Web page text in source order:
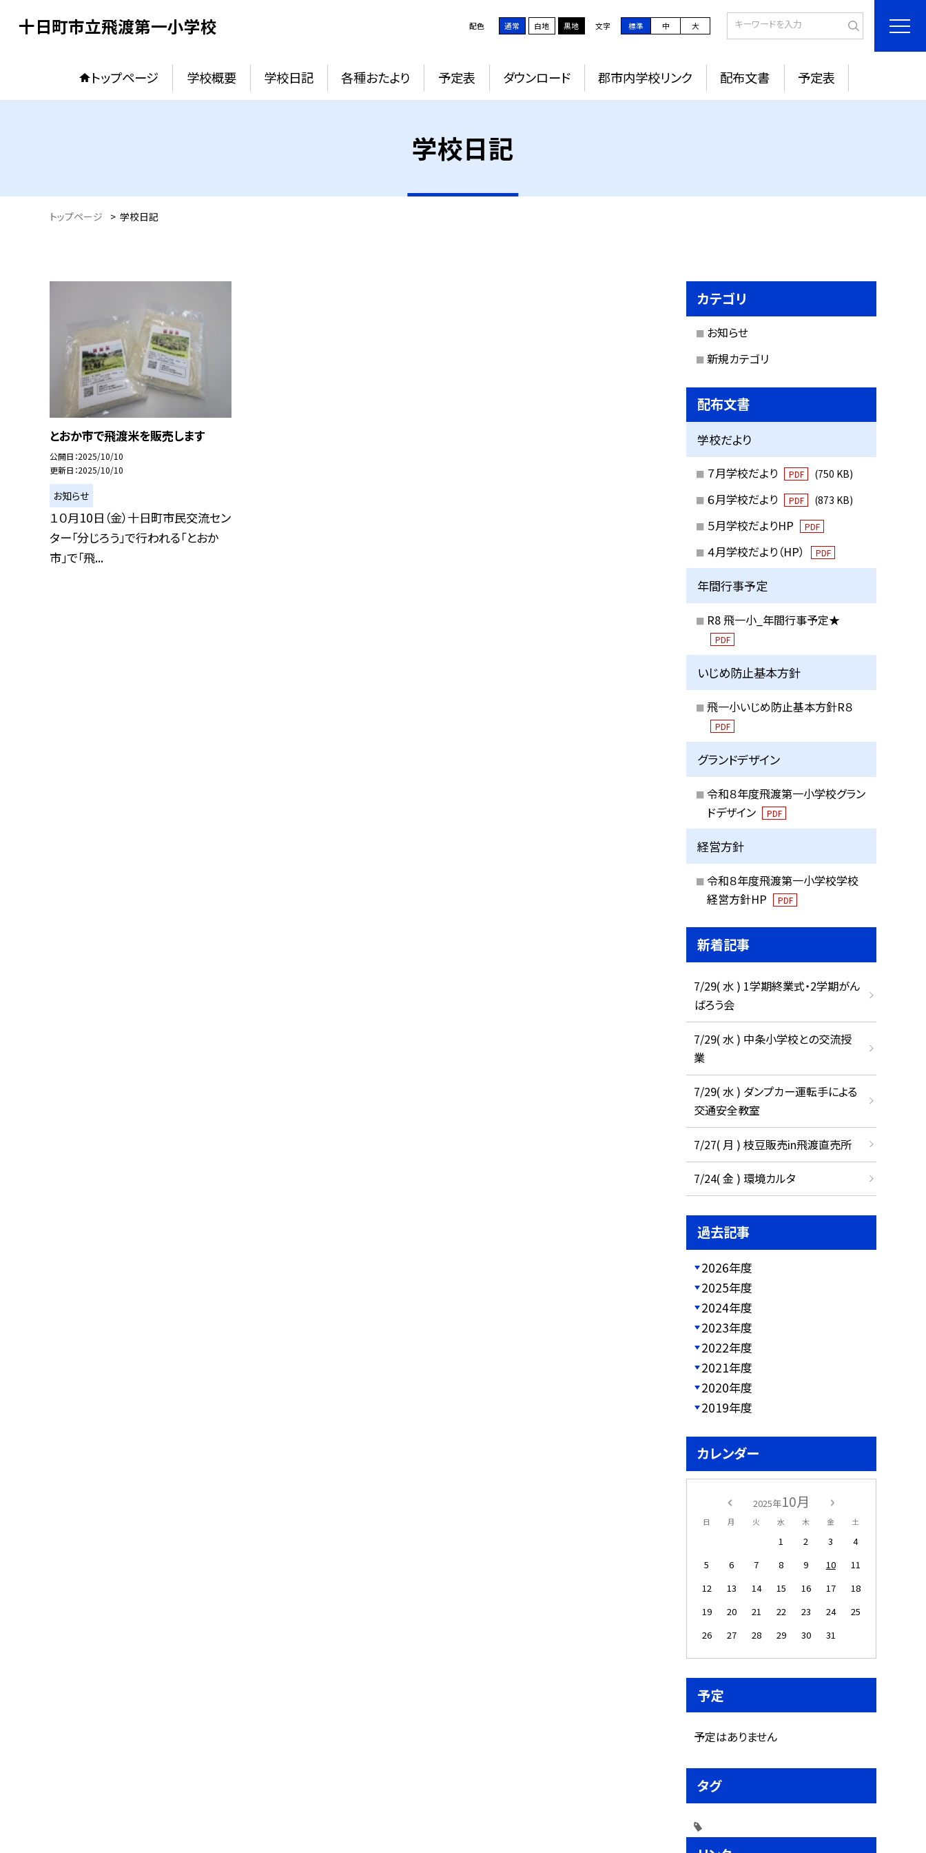
十日町市立飛渡第一小学校 配色 通常 白地 黒地 文字 標準 中 大
トップページ 学校概要 学校日記 各種おたより 予定表 ダウンロード 郡市内学校リンク 配布文書 予定表
学校日記
トップページ > 学校日記
とおか市で飛渡米を販売します
公開日 2025/10/10
更新日 2025/10/10
お知らせ
１０月10日（金）十日町市民交流セン
ター「分じろう」で行われる「とおか
市」で「飛...
カテゴリ
お知らせ
新規カテゴリ
配布文書
学校だより
７月学校だより PDF (750 KB)
６月学校だより PDF (873 KB)
５月学校だよりHP PDF
４月学校だより（HP） PDF
年間行事予定
R8 飛一小_年間行事予定★
PDF
いじめ防止基本方針
飛一小いじめ防止基本方針R８
PDF
グランドデザイン
令和８年度飛渡第一小学校グラン
ドデザイン
PDF
経営方針
令和８年度飛渡第一小学校学校
経営方針HP
PDF
新着記事
7/29( 水 ) 1学期終業式・2学期がん
ばろう会
7/29( 水 ) 中条小学校との交流授
業
7/29( 水 ) ダンプカー運転手による
交通安全教室
7/27( 月 ) 枝豆販売in飛渡直売所
7/24( 金 ) 環境カルタ
過去記事
2026年度
2025年度
2024年度
2023年度
2022年度
2021年度
2020年度
2019年度
カレンダー
2025年10月
日 月 火 水 木 金 土
1 2 3
4
5
6 7 8 9 10
11
12
13 14 15 16 17
18
19
20 21 22 23 24
25
26
27 28 29 30 31
予定
予定はありません
タグ